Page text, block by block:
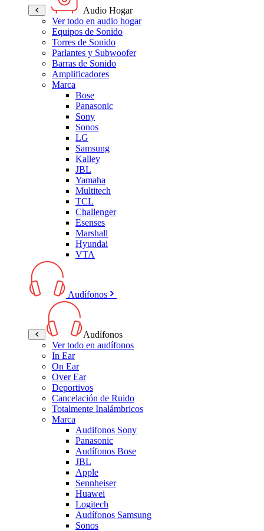
Audio Hogar
Ver todo en audio hogar
Equipos de Sonido
Torres de Sonido
Parlantes y Subwoofer
Barras de Sonido
Amplificadores
Marca
Bose
Panasonic
Sony
Sonos
LG
Samsung
Kalley
JBL
Yamaha
Multitech
TCL
Challenger
Esenses
Marshall
Hyundai
VTA
Audífonos
Audífonos
Ver todo en audífonos
In Ear
On Ear
Over Ear
Deportivos
Cancelación de Ruido
Totalmente Inalámbricos
Marca
Audifonos Sony
Panasonic
Audífonos Bose
JBL
Apple
Sennheiser
Huawei
Logitech
Audífonos Samsung
Sonos